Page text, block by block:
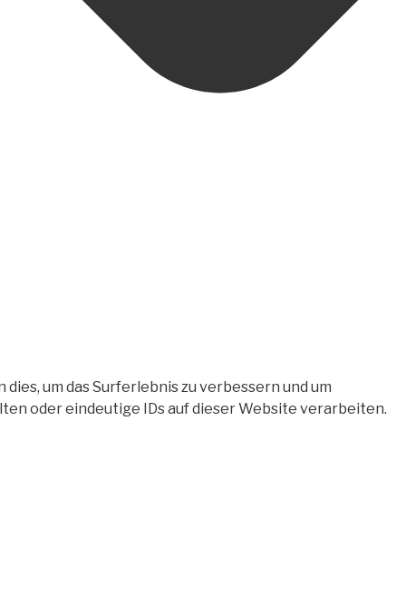
um das Surferlebnis zu verbessern und um
oder eindeutige IDs auf dieser Website verarbeiten.